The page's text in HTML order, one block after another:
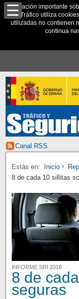
Información importante
de Tráfico utiliza
utilizadas no contienen
continua
Canal RSS
Estás en: Inicio
8 de cada 10 sillitas
INFORME SRI 2018
8 de
seguras